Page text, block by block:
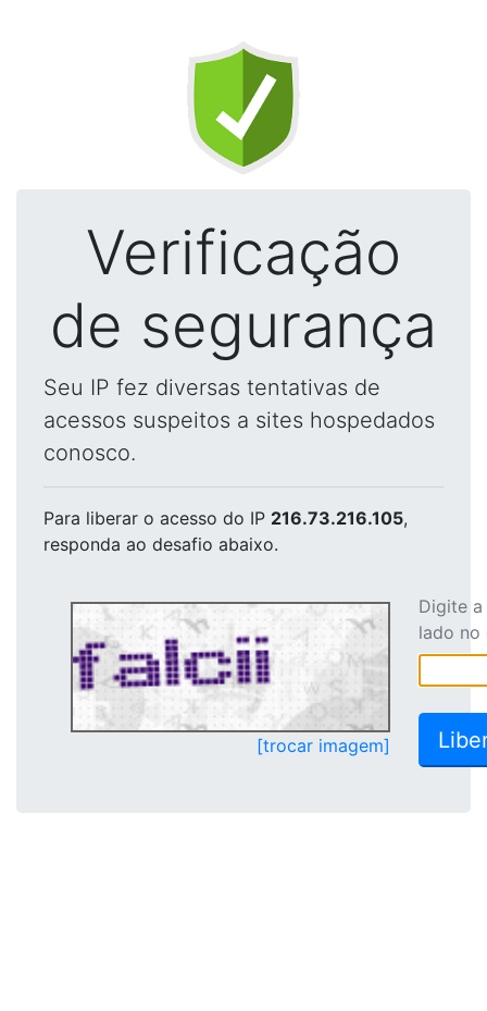
Verificação
de segurança
Seu IP fez diversas tentativas de
acessos suspeitos a sites hospedados
conosco.
Para liberar o acesso do IP 216.73.216.105,
responda ao desafio abaixo.
[trocar imagem]
Digite
lado no